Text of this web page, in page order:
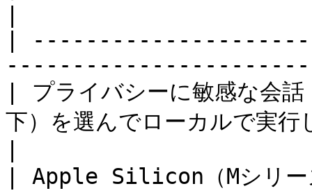
|
| プライバシーに敏感な
下）を選んでローカルで実行
| Apple Silicon（Mシリ